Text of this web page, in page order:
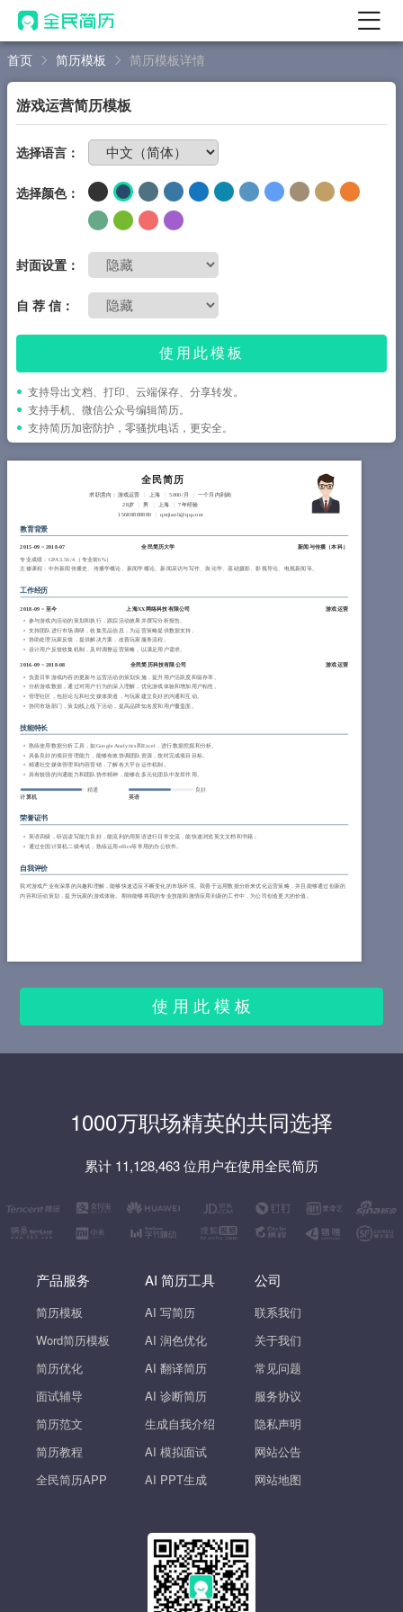
首页
AI 简历工具
AI 优化简历
AI 翻译简历
AI 诊断简历
AI 模拟面试
面试自我介绍
简历教程
登录 / 注册
首页 简历模板 简历模板详情
游戏运营简历模板
选择语言：
选择颜色：
封面设置：
自 荐 信：
使用此模板
支持导出文档、打印、云端保存、分享转发。
支持手机、微信公众号编辑简历。
支持简历加密防护，零骚扰电话，更安全。
全民简历
求职意向：游戏运营 上海 5000/月
一个月内到岗
28岁
男 上海 7年经验
15688888880 qmjianli@qq.com
教育背景
2015-09 ~ 2018-07 全民简历大学 新闻与传播（本科）
专业成绩：GPA 3.56/4 （专业前6%）
主修课程：中外新闻传播史、传播学概论、新闻学概论、新闻采访与写作、舆论学、基础摄影、影视导论、电视新闻等。
工作经历
2018-09 ~ 至今 上海XX网络科技有限公司
游戏运营
参与游戏内活动的策划和执行，跟踪活动效果并撰写分析报告。
支持团队进行市场调研，收集竞品信息，为运营策略提供数据支持。
协助处理玩家反馈，提供解决方案，改善玩家服务流程。
设计用户反馈收集机制，及时调整运营策略，以满足用户需求。
2016-09 ~ 2018-08 全民简历科技有限公司
游戏运营
负责日常游戏内容的更新与运营活动的策划实施，提升用户活跃度和留存率。
分析游戏数据，通过对用户行为的深入理解，优化游戏体验和增加用户粘性。
管理社区，包括论坛和社交媒体渠道，与玩家建立良好的沟通和互动。
协同市场部门，策划线上线下活动，提高品牌知名度和用户覆盖面。
技能特长
熟练使用数据分析工具，如Google Analytics和Excel，进行数据挖掘和分析。
具备良好的项目管理能力，能够有效协调团队资源，按时完成项目目标。
精通社交媒体管理和内容营销，了解各大平台运作机制。
具有较强的沟通能力和团队协作精神，能够在多元化团队中发挥作用。
计算机
精通
英语
良好
荣誉证书
英语四级，听说读写能力良好，能流利的用英语进行日常交流，能快速浏览英文文档和书籍；
通过全国计算机二级考试，熟练运用office等常用的办公软件。
自我评价
我对游戏产业有深厚的兴趣和理解，能够快速适应不断变化的市场环境。我善于运用数据分析来优化运营策略，并且能够通过创新的
内容和活动策划，提升玩家的游戏体验。期待能够将我的专业技能和激情应用到新的工作中，为公司创造更大的价值。
使 用 此 模 板
1000万职场精英的共同选择
累计 11,128,463 位用户在使用全民简历
产品服务
简历模板
Word简历模板
简历优化
面试辅导
简历范文
简历教程
全民简历APP
AI 简历工具
AI 写简历
AI 润色优化
AI 翻译简历
AI 诊断简历
生成自我介绍
AI 模拟面试
AI PPT生成
公司
联系我们
关于我们
常见问题
服务协议
隐私声明
网站公告
网站地图